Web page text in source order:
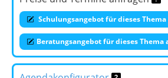
Schulungsangebot für dieses
Beratungsangebot für dieses Thema